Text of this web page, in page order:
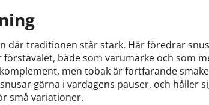
där traditionen står stark. Här föredrar
förstavalet, både som varumärke och som
men tobak är fortfarande
gärna i vardagens pauser, och håller
små variationer.